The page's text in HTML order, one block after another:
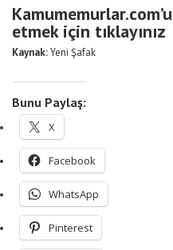
etmek için tıklayınız
Kaynak:Yeni Şafak
Bunu Paylaş:
X
Facebook
WhatsApp
Pinterest